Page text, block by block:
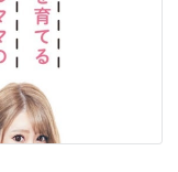
愛犬